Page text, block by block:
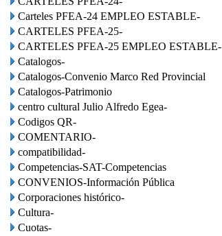
Carteles PFEA-24 EMPLEO ESTABLE-
CARTELES PFEA-25-
CARTELES PFEA-25 EMPLEO ESTABLE-
Catalogos-
Catalogos-Convenio Marco Red Provincial
Catalogos-Patrimonio
centro cultural Julio Alfredo Egea-
Codigos QR-
COMENTARIO-
compatibilidad-
Competencias-SAT-Competencias
CONVENIOS-Información Pública
Corporaciones histórico-
Cultura-
Cuotas-